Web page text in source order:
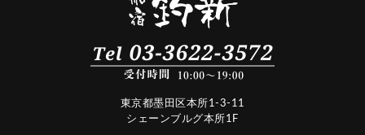
東京都墨田区本所1-3-11
シェーンブルグ本所1F